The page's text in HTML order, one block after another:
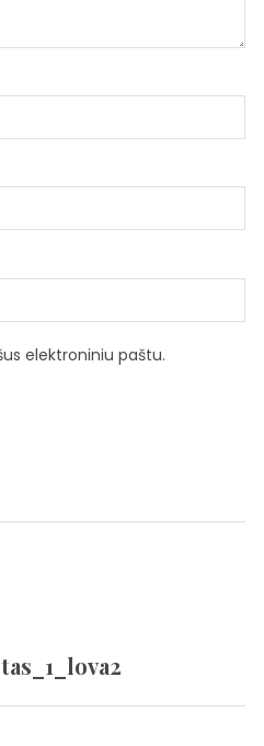
elektroniniu paštu.